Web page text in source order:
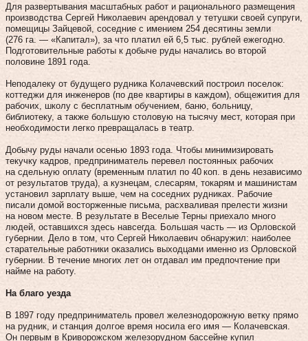
Для развертывания масштабных работ и рацио­нального размещения
производства Сергей Николаевич арендовал у тетушки своей супруги,
помещицы Зайцевой, соседние с имением 254 десятины земли
(276 га. — «Капитал»), за что платил ей 6,5 тыс. рублей ежегодно.
Подготовительные работы к добыче руды начались во второй
половине 1891 года.
Неподалеку от будущего рудника Колачевский построил поселок:
коттеджи для инженеров (по две квартиры в каждом), общежития для
рабочих, школу с бесплатным обучением, баню, больницу,
библиотеку, а также большую столовую на тысячу мест, которая при
необходимости легко превращалась в театр.
Добычу руды начали осенью 1893 года. Чтобы минимизировать
текучку кадров, предприниматель перевел постоянных рабочих
на сдельную оплату (временным платил по 40 коп. в день независимо
от результатов труда), а кузнецам, слесарям, токарям и машинистам
установил зарплату выше, чем на соседних рудниках. Рабочие
писали домой восторженные письма, расхваливая прелести жизни
на новом месте. В результате в Веселые Терны приехало много
людей, оставшихся здесь навсегда. Большая часть — из Орловской
губернии. Дело в том, что Сергей Николаевич обнаружил: наиболее
старательные работники оказались выходцами именно из Орловской
губернии. В течение многих лет он отдавал им предпочтение при
найме на работу.
На благо уезда
В 1897 году предприниматель провел железнодорожную ветку прямо
на рудник, и станция долгое время носила его имя — Колачевская.
Он первым в Криворожском железорудном бассейне купил